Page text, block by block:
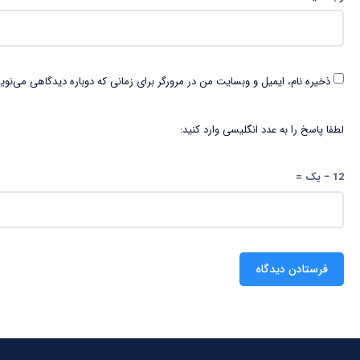
ذخیره نام، ایمیل و وبسایت من در مرورگر برای زمانی که دوباره دیدگاهی
لطفا پاسخ را به عدد انگلیسی وارد کنید:
12 − یک =